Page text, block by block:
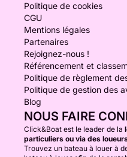
Politique de cookies
CGU
Mentions légales
Partenaires
Rejoignez-nous !
Référencement et
Politique de règlement
Politique de gestion des
Blog
NOUS FAIRE
Click&Boat est le leader de la
particuliers ou via des
Trouvez un bateau à louer à